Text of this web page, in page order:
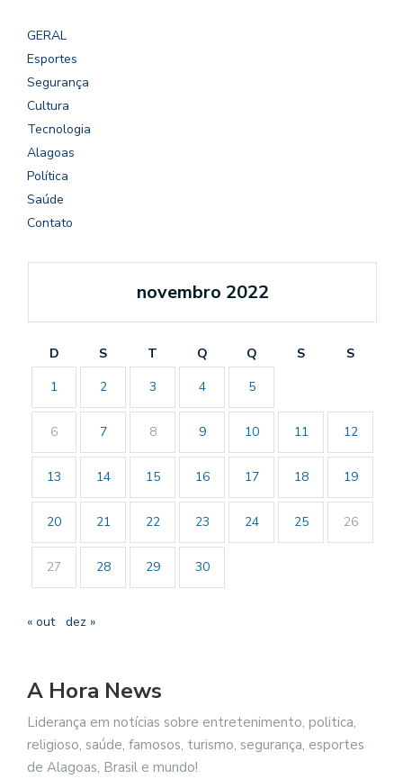
GERAL
Esportes
Segurança
Cultura
Tecnologia
Alagoas
Política
Saúde
Contato
novembro 2022
D S T Q Q S
S
1
2 3 4 5
6 7 8 9 10 11 12
13 14 15 16 17 18 19
20 21 22 23 24 25 26
27 28 29 30
« out dez »
A Hora News
Liderança em notícias sobre entretenimento, politica,
religioso, saúde, famosos, turismo, segurança, esportes
de Alagoas, Brasil e mundo!